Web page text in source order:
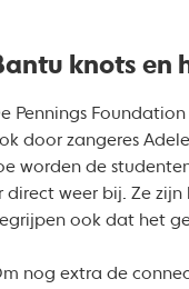
knots en
Pennings
door zangeres
worden de
direct weer bij. Ze
ook dat het
nog extra de